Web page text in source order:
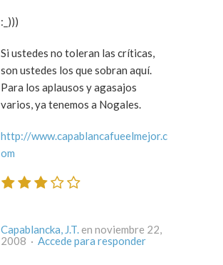
:_)))
Si ustedes no toleran las críticas,
son ustedes los que sobran aquí.
Para los aplausos y agasajos
varios, ya tenemos a Nogales.
http://www.capablancafueelmejor.c
om
Capablancka, J.T. en noviembre 22,
2008 · Accede para responder